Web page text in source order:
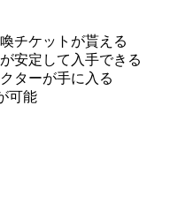
チケットが貰える
安定して入手できる
ターが手に入る
可能